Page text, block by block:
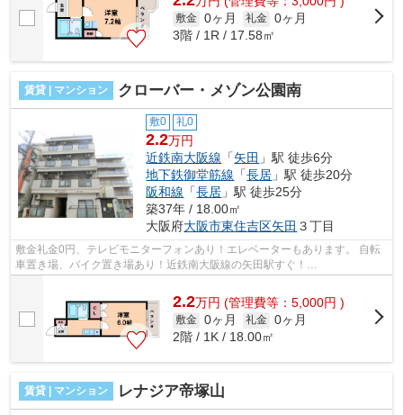
敷金 0ヶ月 礼金 0ヶ月
3階 / 1R / 17.58㎡
賃貸 | マンション クローバー・メゾン公園南
敷0 礼0
2.2万円
近鉄南大阪線 「矢田 」駅 徒歩6分
地下鉄御堂筋線 「長居 」駅 徒歩20分
阪和線 「長居 」駅 徒歩25分
築37年 / 18.00㎡
大阪府大阪市東住吉区矢田 ３丁目
敷金礼金0円、テレビモニターフォンあり！エレベーターもあります。 自転
車置き場、バイク置き場あり！近鉄南大阪線の矢田駅すぐ！
2.2万円 (管理費等：5,000円 )
敷金 0ヶ月 礼金 0ヶ月
2階 / 1K / 18.00㎡
賃貸 | マンション レナジア帝塚山